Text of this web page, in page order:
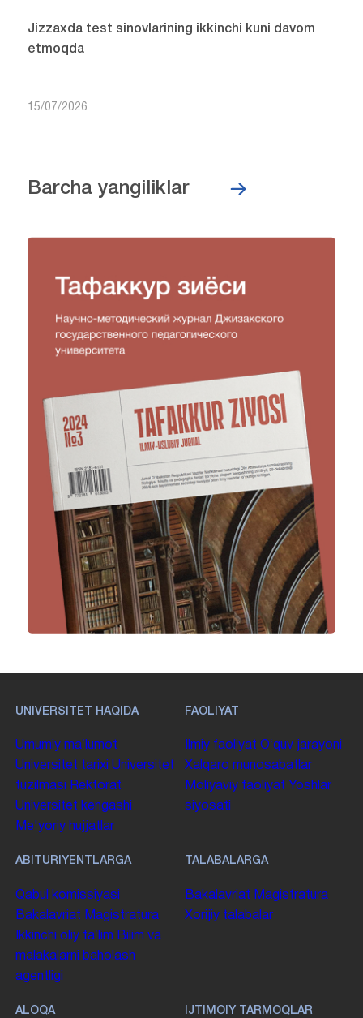
Jizzaxda test sinovlarining ikkinchi kuni davom
etmoqda
15/07/2026
Barcha yangiliklar
UNIVERSITET HAQIDA
Umumiy maʼlumot
Universitet tarixi Universitet
tuzilmasi
Rektorat
Universitet kengashi
Me'yoriy hujjatlar
FAOLIYAT
Ilmiy faoliyat Oʻquv jarayoni
Xalqaro munosabatlar
Moliyaviy faoliyat Yoshlar
siyosati
ABITURIYENTLARGA
Qabul komissiyasi
Bakalavriat Magistratura
Ikkinchi oliy taʼlim Bilim va
malakalarni baholash
agentligi
TALABALARGA
Bakalavriat Magistratura
Xorijiy talabalar
ALOQA IJTIMOIY TARMOQLAR